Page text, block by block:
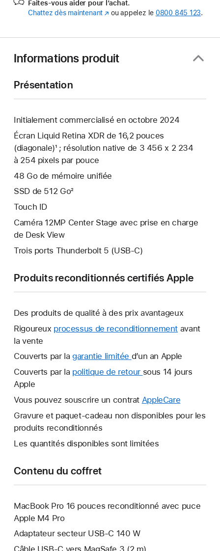
Faites-vous aider pour l’achat.
Chattez dès maintenant (s’ouvre
ou appelez le 0800 845 123.
Informations produit
Présentation
Initialement commercialisé en octobre 2024
Écran Liquid Retina XDR de 16,2 pouces
(diagonale)¹ ; résolution native de 3 456 x 2 234
à 254 pixels par pouce
48 Go de mémoire unifiée
SSD de 512 Go²
Touch ID
Caméra 12MP Center Stage avec prise en charge
de Desk View
Trois ports Thunderbolt 5 (USB‑C)
Produits reconditionnés certifiés Apple
Des produits de qualité à des prix avantageux
Rigoureux processus de reconditionnement avant
la vente
Couverts par la garantie limitée Une
nouvelle
d’un an Apple
Couverts par la politique de retour Une
fenêtre
sous 14 jours
Apple
Vous pouvez souscrire un contrat AppleCare
nouvelle
Gravure et paquet-cadeau non disponibles pour les
produits reconditionnés
Les quantités disponibles sont limitées
Contenu du coffret
MacBook Pro 16 pouces reconditionné avec puce
Apple M4 Pro
Adaptateur secteur USB-C 140 W